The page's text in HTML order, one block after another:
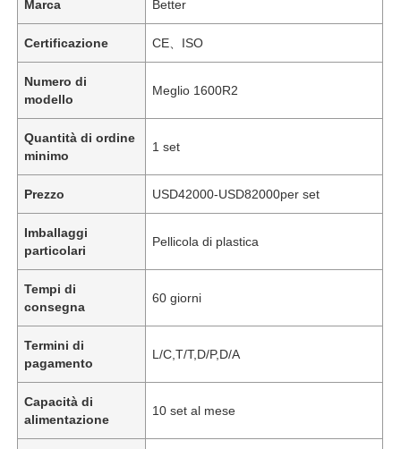
Marca Better
Certificazione CE、ISO
Numero di
modello
Meglio 1600R2
Quantità di ordine
minimo
1 set
Prezzo USD42000-USD82000per set
Imballaggi
particolari
Pellicola di plastica
Tempi di
consegna
60 giorni
Termini di
pagamento
L/C,T/T,D/P,D/A
Capacità di
alimentazione
10 set al mese